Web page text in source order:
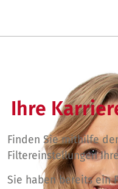
Ihre
Finden Sie mithilfe
Filtereinstellungen
Sie haben bereits ein